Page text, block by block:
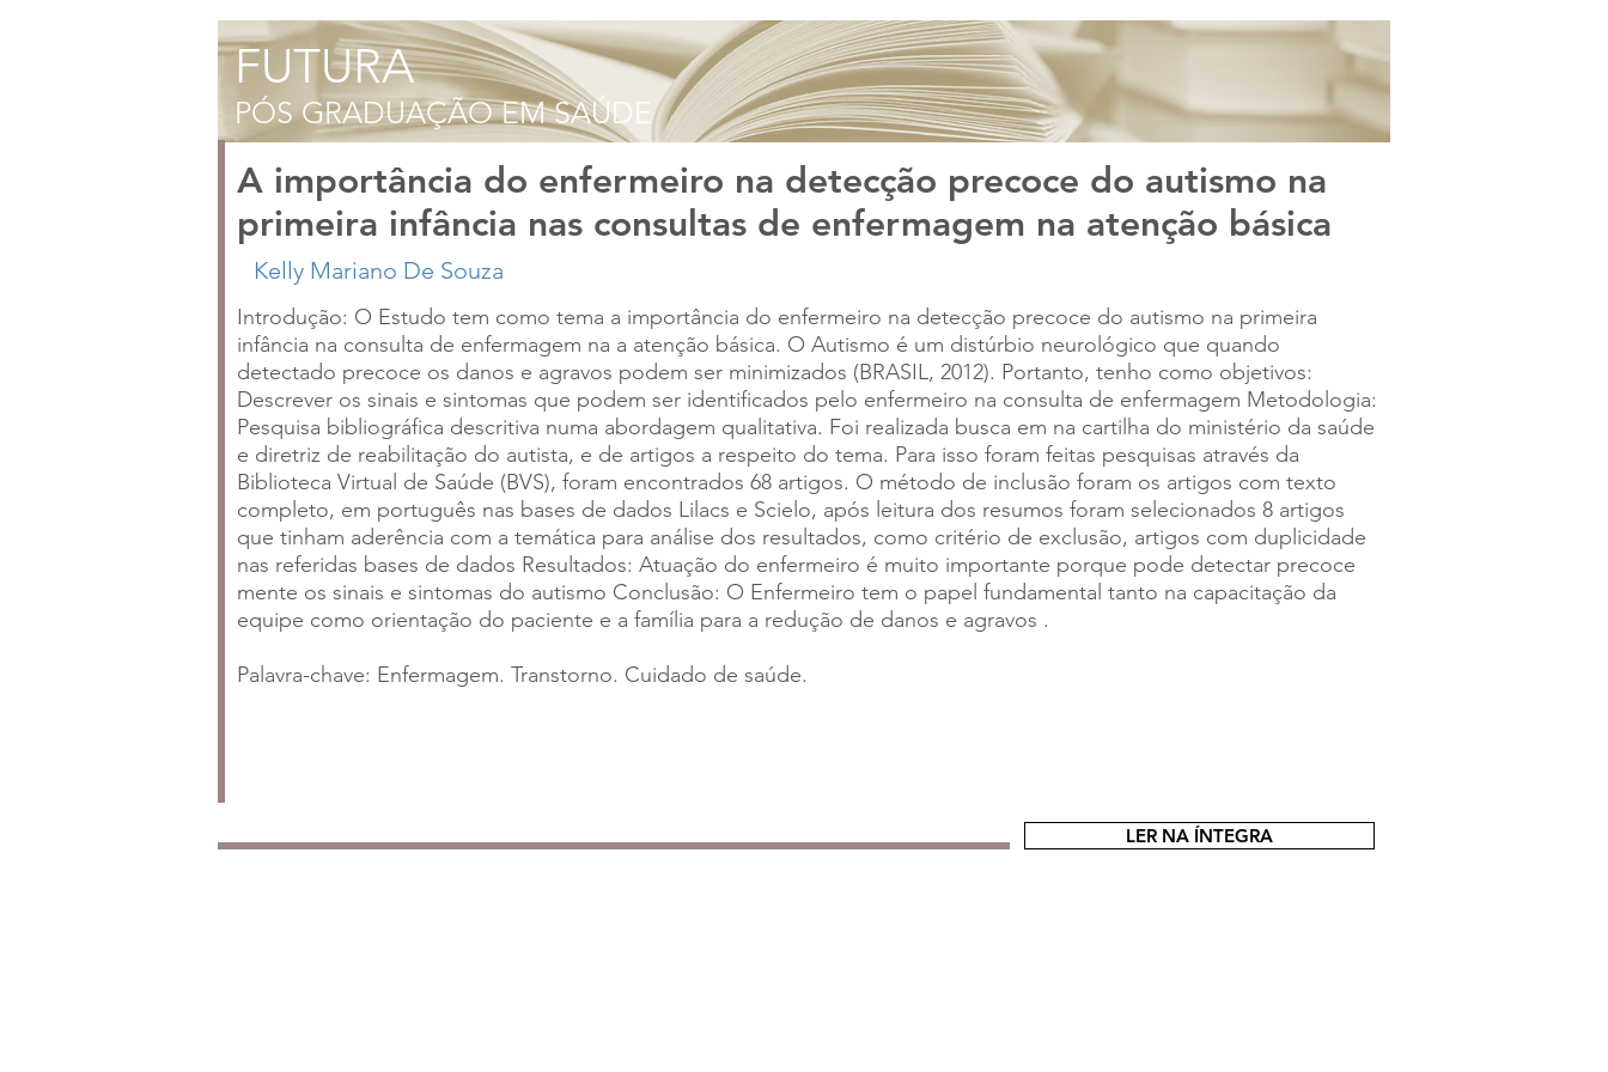
VOLTAR A IES
A importância do enfermeiro na detecção precoce do autismo na
primeira infância nas consultas de enfermagem na atenção básica
Introdução: O Estudo tem como tema a importância do enfermeiro na detecção precoce do autismo na primeira
infância na consulta de enfermagem na a atenção básica. O Autismo é um distúrbio neurológico que quando
detectado precoce os danos e agravos podem ser minimizados (BRASIL, 2012). Portanto, tenho como objetivos:
Descrever os sinais e sintomas que podem ser identificados pelo enfermeiro na consulta de enfermagem Metodologia:
Pesquisa bibliográfica descritiva numa abordagem qualitativa. Foi realizada busca em na cartilha do ministério da saúde
e diretriz de reabilitação do autista, e de artigos a respeito do tema. Para isso foram feitas pesquisas através da
Biblioteca Virtual de Saúde (BVS), foram encontrados 68 artigos. O método de inclusão foram os artigos com texto
completo, em português nas bases de dados Lilacs e Scielo, após leitura dos resumos foram selecionados 8 artigos
que tinham aderência com a temática para análise dos resultados, como critério de exclusão, artigos com duplicidade
nas referidas bases de dados Resultados: Atuação do enfermeiro é muito importante porque pode detectar precoce
mente os sinais e sintomas do autismo Conclusão: O Enfermeiro tem o papel fundamental tanto na capacitação da
equipe como orientação do paciente e a família para a redução de danos e agravos .
Palavra-chave: Enfermagem. Transtorno. Cuidado de saúde.
LER NA ÍNTEGRA